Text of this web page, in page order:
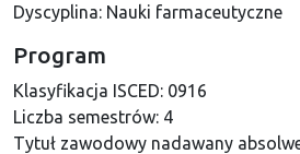
Dyscyplina: Nauki farmaceutyczne
Program
Klasyfikacja ISCED: 0916
Liczba semestrów: 4
Tytuł zawodowy nadawany